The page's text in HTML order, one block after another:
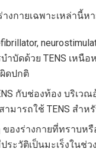
งกายเฉพาะเหล่านี้
ำบัดด้วย TENS เห
ดปกติ
กับช่องท้อง บริเว
มารถใช้ TENS สำห
องร่างกายที่ทราบห
ะวัติเป็นมะเร็งในช่ว